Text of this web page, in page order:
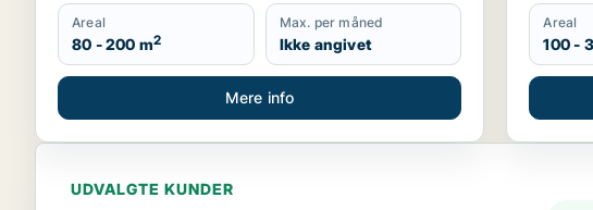
Areal
80 - 200 m2
Max. per måned
Ikke angivet
Mere info
Areal
100 -
UDVALGTE KUNDER